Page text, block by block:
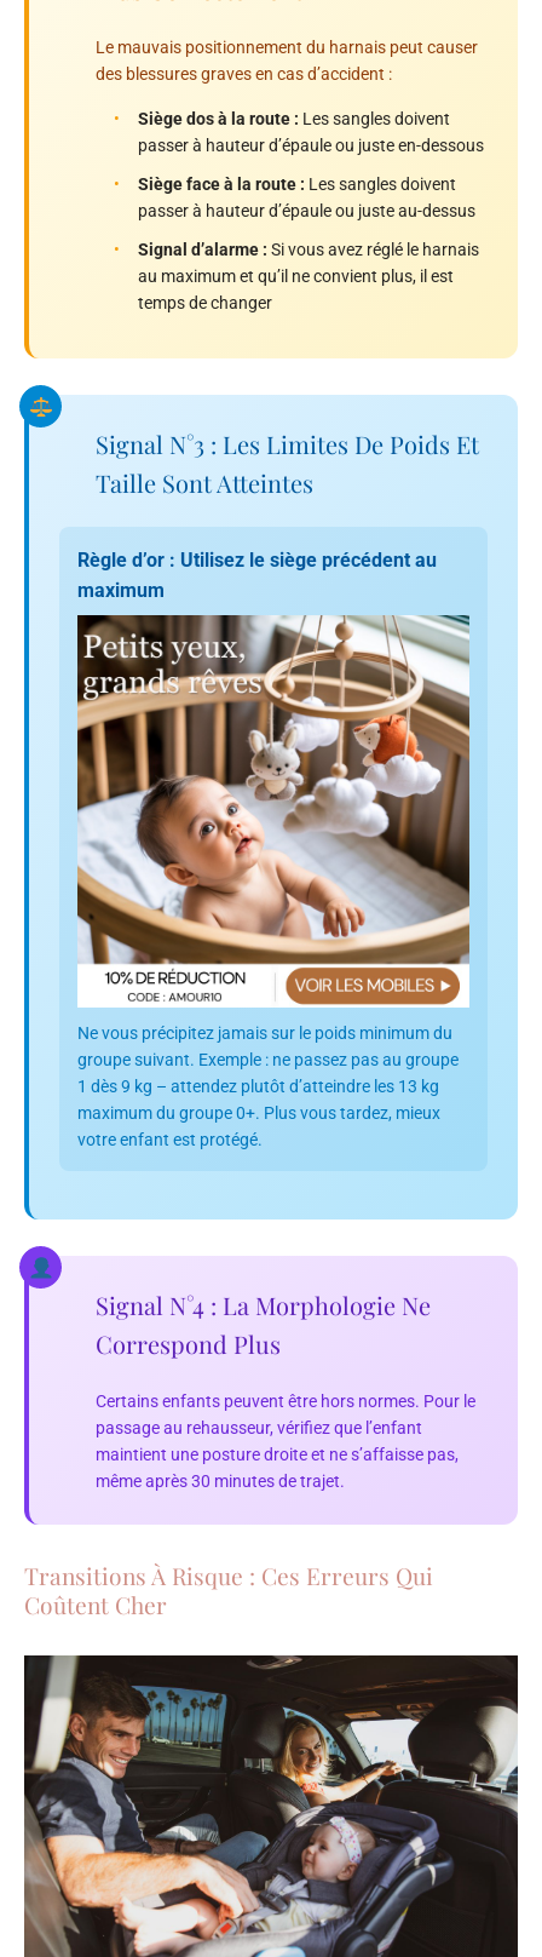
Le mauvais positionnement du harnais peut causer
des blessures graves en cas d’accident :
• Siège dos à la route : Les sangles doivent
passer à hauteur d’épaule ou juste en-dessous
•
Siège face à la route : Les sangles doivent
passer à hauteur d’épaule ou juste au-dessus
•
Signal d’alarme : Si vous avez réglé le harnais
au maximum et qu’il ne convient plus, il est
temps de changer
Signal N°3 : Les Limites De Poids Et
Taille Sont Atteintes
Règle d’or : Utilisez le siège précédent au
maximum
Ne vous précipitez jamais sur le poids minimum du
groupe suivant. Exemple : ne passez pas au groupe
1 dès 9 kg – attendez plutôt d’atteindre les 13 kg
maximum du groupe 0+. Plus vous tardez, mieux
votre enfant est protégé.
Signal N°4 : La Morphologie Ne
Correspond Plus
Certains enfants peuvent être hors normes. Pour le
passage au rehausseur, vérifiez que l’enfant
maintient une posture droite et ne s’affaisse pas,
même après 30 minutes de trajet.
Transitions À Risque : Ces Erreurs Qui
Coûtent Cher